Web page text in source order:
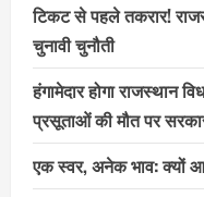
टिकट से पहले तकरार!
चुनावी चुनौती
हंगामेदार होगा राजस्थान
प्रसूताओं की मौत पर
एक स्वर, अनेक भाव: क्यों